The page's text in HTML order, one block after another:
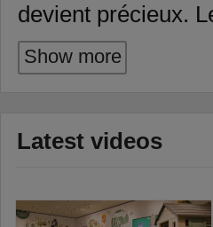
devient précieux.
éclats de rire avec
les créations
autour de Baby
aventures en plein
Smoby Life.
Show more
Latest videos